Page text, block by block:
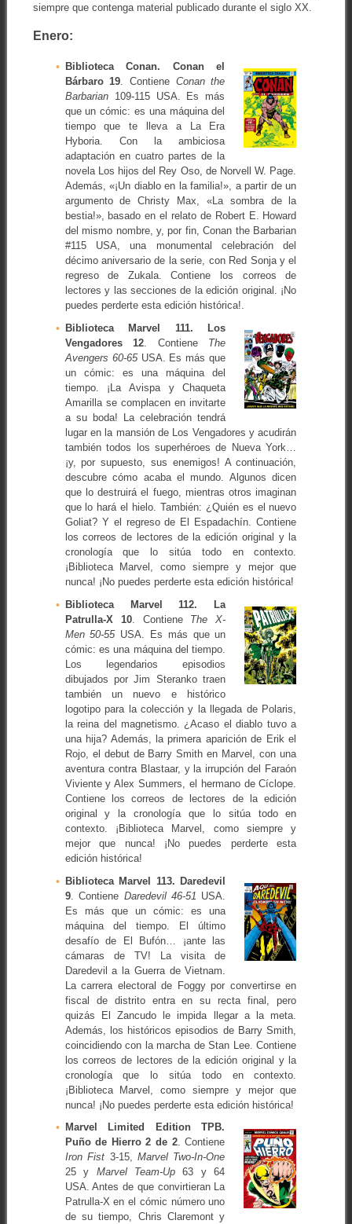
siempre que contenga material publicado durante el siglo XX.
Enero:
Biblioteca Conan. Conan el
Bárbaro 19. Contiene Conan the
Barbarian109-115USA. Es más
que un cómic: es una máquina del
tiempo que te lleva a La Era
Hyboria. Con la ambiciosa
adaptación en cuatro partes de la
novela Los hijos del Rey Oso, de Norvell W. Page.
Además, «¡Un diablo en la familia!», a partir de un
argumento de Christy Max, «La sombra de la
bestia!», basado en el relato de Robert E. Howard
del mismo nombre, y, por fin, Conan the Barbarian
#115 USA, una monumental celebración del
décimo aniversario de la serie, con Red Sonja y el
regreso de Zukala. Contiene los correos de
lectores y las secciones de la edición original. ¡No
puedes perderte esta edición histórica!.
Biblioteca Marvel 111. Los
Vengadores 12. Contiene The
Avengers 60-65USA. Es más que
un cómic: es una máquina del
tiempo. ¡La Avispa y Chaqueta
Amarilla se complacen en invitarte
a su boda! La celebración tendrá
lugar en la mansión de Los Vengadores y acudirán
también todos los superhéroes de Nueva York…
¡y, por supuesto, sus enemigos! A continuación,
descubre cómo acaba el mundo. Algunos dicen
que lo destruirá el fuego, mientras otros imaginan
que lo hará el hielo. También: ¿Quién es el nuevo
Goliat? Y el regreso de El Espadachín. Contiene
los correos de lectores de la edición original y la
cronología que lo sitúa todo en contexto.
¡Biblioteca Marvel, como siempre y mejor que
nunca! ¡No puedes perderte esta edición histórica!
Biblioteca Marvel 112. La
Patrulla-X 10. Contiene The X-
Men 50-55USA. Es más que un
cómic: es una máquina del tiempo.
Los legendarios episodios
dibujados por Jim Steranko traen
también un nuevo e histórico
logotipo para la colección y la llegada de Polaris,
la reina del magnetismo. ¿Acaso el diablo tuvo a
una hija? Además, la primera aparición de Erik el
Rojo, el debut de Barry Smith en Marvel, con una
aventura contra Blastaar, y la irrupción del Faraón
Viviente y Alex Summers, el hermano de Cíclope.
Contiene los correos de lectores de la edición
original y la cronología que lo sitúa todo en
contexto. ¡Biblioteca Marvel, como siempre y
mejor que nunca! ¡No puedes perderte esta
edición histórica!
Biblioteca Marvel 113. Daredevil
9. Contiene Daredevil 46-51 USA.
Es más que un cómic: es una
máquina del tiempo. El último
desafío de El Bufón… ¡ante las
cámaras de TV! La visita de
Daredevil a la Guerra de Vietnam.
La carrera electoral de Foggy por convertirse en
fiscal de distrito entra en su recta final, pero
quizás El Zancudo le impida llegar a la meta.
Además, los históricos episodios de Barry Smith,
coincidiendo con la marcha de Stan Lee. Contiene
los correos de lectores de la edición original y la
cronología que lo sitúa todo en contexto.
¡Biblioteca Marvel, como siempre y mejor que
nunca! ¡No puedes perderte esta edición histórica!
Marvel Limited Edition TPB.
Puño de Hierro 2 de 2. Contiene
Iron Fist 3-15, Marvel Two-In-One
25 y Marvel Team-Up 63 y 64
USA. Antes de que convirtieran La
Patrulla-X en el cómic número uno
de su tiempo, Chris Claremont y